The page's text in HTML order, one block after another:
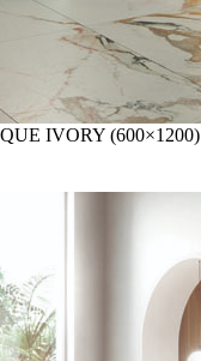
IVORY (600×1200)